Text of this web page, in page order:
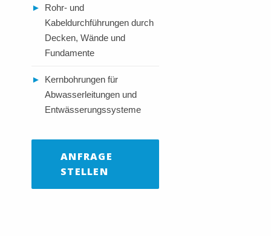
►
Rohr- und
Kabeldurchführungen durch
Decken, Wände und
Fundamente
►
Kernbohrungen für
Abwasserleitungen und
Entwässerungssysteme
ANFRAGE
STELLEN